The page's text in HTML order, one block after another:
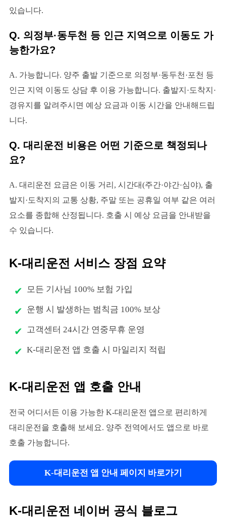
있습니다.
Q. 의정부·동두천 등 인근 지역으로 이동도 가
능한가요?
A. 가능합니다. 양주 출발 기준으로 의정부·동두천·포천 등
인근 지역 이동도 상담 후 이용 가능합니다. 출발지·도착지·
경유지를 알려주시면 예상 요금과 이동 시간을 안내해드립
니다.
Q. 대리운전 비용은 어떤 기준으로 책정되나
요?
A. 대리운전 요금은 이동 거리, 시간대(주간·야간·심야), 출
발지·도착지의 교통 상황, 주말 또는 공휴일 여부 같은 여러
요소를 종합해 산정됩니다. 호출 시 예상 요금을 안내받을
수 있습니다.
K-대리운전 서비스 장점 요약
모든 기사님 100% 보험 가입
운행 시 발생하는 범칙금 100% 보상
고객센터 24시간 연중무휴 운영
K-대리운전 앱 호출 시 마일리지 적립
K-대리운전 앱 호출 안내
전국 어디서든 이용 가능한 K-대리운전 앱으로 편리하게
대리운전을 호출해 보세요. 양주 전역에서도 앱으로 바로
호출 가능합니다.
K-대리운전 앱 안내 페이지 바로가기
K-대리운전 네이버 공식 블로그